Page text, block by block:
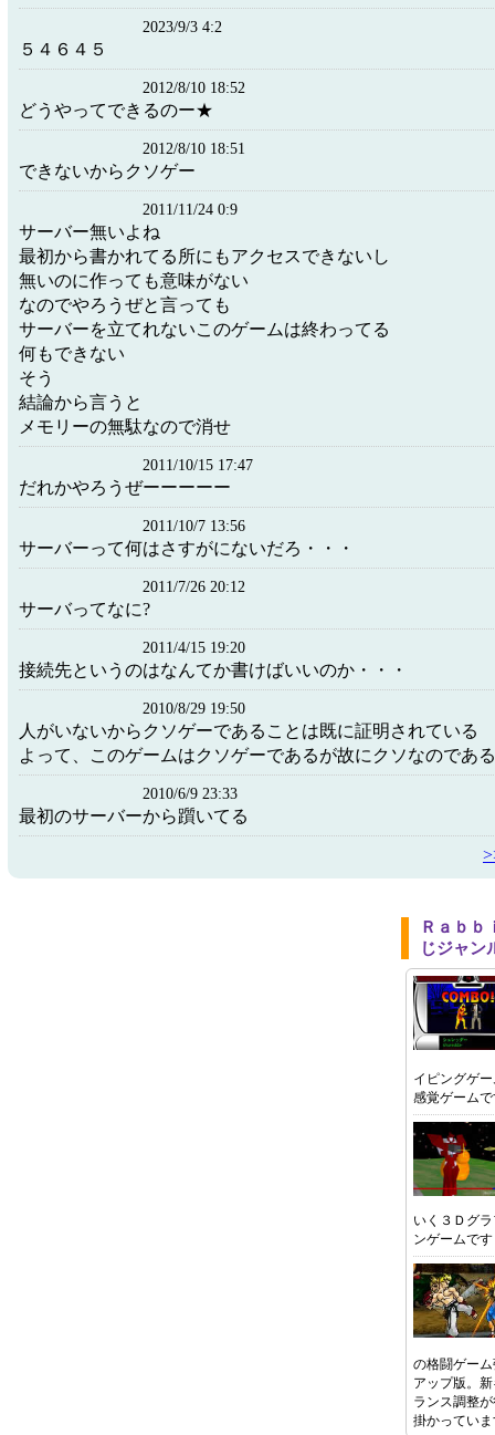
2023/9/3 4:2
５４６４５
2012/8/10 18:52
どうやってできるのー★
2012/8/10 18:51
できないからクソゲー
2011/11/24 0:9
サーバー無いよね
最初から書かれてる所にもアクセスできないし
無いのに作っても意味がない
なのでやろうぜと言っても
サーバーを立てれないこのゲームは終わってる
何もできない
そう
結論から言うと
メモリーの無駄なので消せ
2011/10/15 17:47
だれかやろうぜーーーーー
2011/10/7 13:56
サーバーって何はさすがにないだろ・・・
2011/7/26 20:12
サーバってなに?
2011/4/15 19:20
接続先というのはなんてか書けばいいのか・・・
2010/8/29 19:50
人がいないからクソゲーであることは既に証明されている
よって、このゲームはクソゲーであるが故にクソなのであ
2010/6/9 23:33
最初のサーバーから躓いてる
Ｒａｂｂ
じジャン
イピングゲ
感覚ゲーム
いく３Ｄグ
ンゲームです
の格闘ゲー
アップ版。
ランス調整
掛かってい